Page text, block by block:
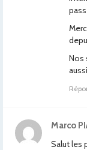
Nos
Marco
Salut les